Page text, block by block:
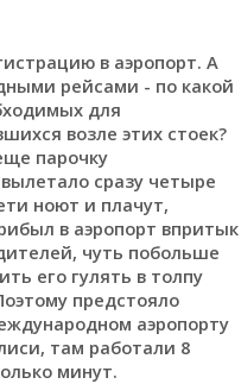
в аэропорт. А
рейсами - по какой
для
возле этих стоек?
парочку
сразу четыре
ноют и плачут,
в аэропорт впритык
чуть побольше
его гулять в толпу
предстояло
аэропорту
там работали 8
минут.